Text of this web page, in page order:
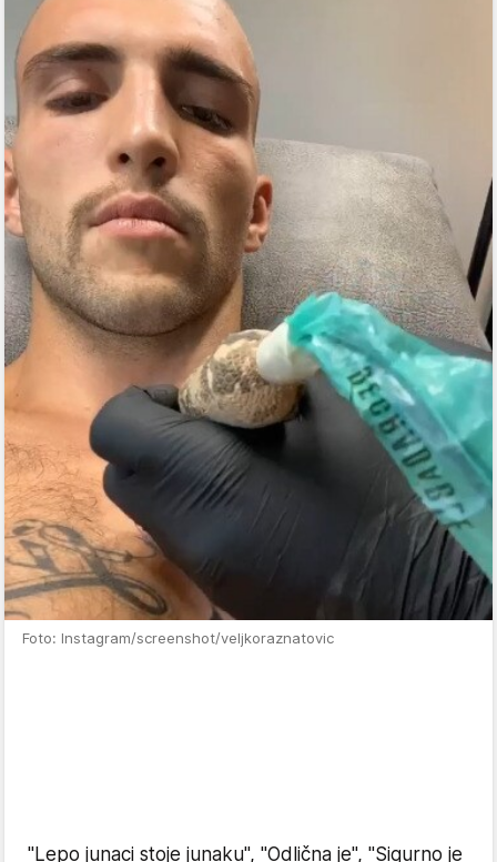
Foto: Instagram/screenshot/veljkoraznatovic
"Lepo junaci stoje junaku", "Odlična je", "Sigurno je